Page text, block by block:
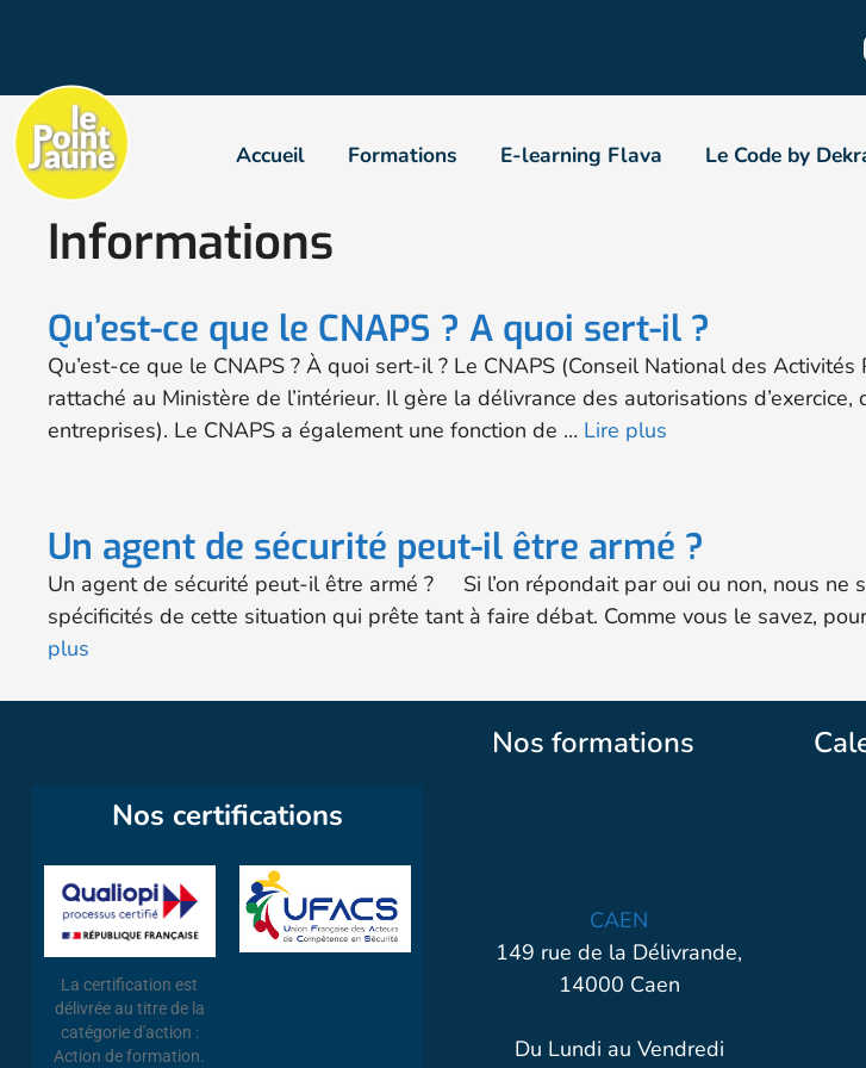
Accueil Formations E-learning Flava Le Code by
Informations
Qu’est-ce que le CNAPS ? A quoi sert-il ?
Qu’est-ce que le CNAPS ? À quoi sert-il ? Le CNAPS (Conseil National des
rattaché au Ministère de l’intérieur. Il gère la délivrance des autorisations
entreprises). Le CNAPS a également une fonction de … Lire plus
Un agent de sécurité peut-il être armé ?
Un agent de sécurité peut-il être armé ? Si l’on répondait par oui ou non, nous ne
spécificités de cette situation qui prête tant à faire débat. Comme vous le savez,
plus
Nos formations
Nos certifications
La certification est
délivrée au titre de la
catégorie d'action :
Action de formation.
CAEN
149 rue de la Délivrande,
14000 Caen
Du Lundi au Vendredi